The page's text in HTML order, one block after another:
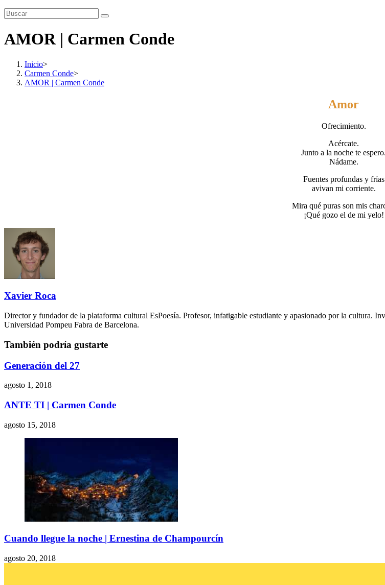
AMOR | Carmen Conde
Inicio>
Carmen Conde>
AMOR | Carmen Conde
Amor
Ofrecimiento.
Acércate.
Junto a la noche te espero.
Nádame.
Fuentes profundas y frías
avivan mi corriente.
Mira qué puras son mis
¡Qué gozo el de mi yelo!
Xavier Roca
Director y fundador de la plataforma cultural EsPoesía. Profesor, infatigable estudiante y apasionado por la cultura.
Universidad Pompeu Fabra de Barcelona.
También podría gustarte
Generación del 27
agosto 1, 2018
ANTE TI | Carmen Conde
agosto 15, 2018
Cuando llegue la noche | Ernestina de Champourcín
agosto 20, 2018